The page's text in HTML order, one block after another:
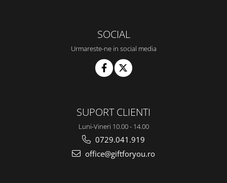
SOCIAL
Urmareste-ne in social media
SUPORT CLIENTI
Luni-Vineri 10.00 - 14.00
0729.041.919
office@giftforyou.ro